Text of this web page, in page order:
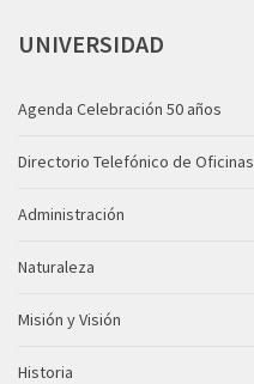
UNIVERSIDAD
Agenda Celebración 50 años
Directorio Telefónico de Oficinas
Administración
Naturaleza
Misión y Visión
Historia